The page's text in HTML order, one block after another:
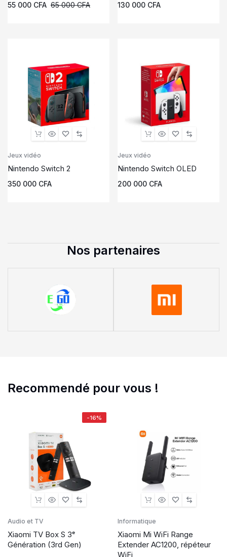
65 000CFA
55 000 CFA 130 000 CFA
Jeux vidéo
Nintendo Switch 2
350 000 CFA
Jeux vidéo
Nintendo Switch OLED
200 000 CFA
Nos partenaires
Recommendé pour vous !
-16%
Audio et TV
Xiaomi TV Box S 3ᵉ
Génération (3rd Gen)
Informatique
Xiaomi Mi WiFi Range
Extender AC1200, répéteur
WiFi